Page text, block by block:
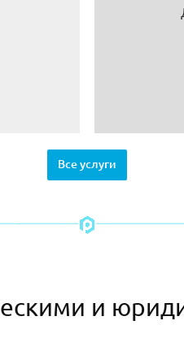
Все услуги
и